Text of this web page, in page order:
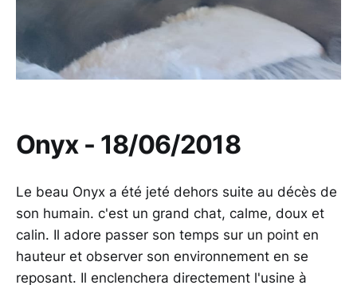
Onyx - 18/06/2018
Le beau Onyx a été jeté dehors suite au décès de
son humain. c'est un grand chat, calme, doux et
calin. Il adore passer son temps sur un point en
hauteur et observer son environnement en se
reposant. Il enclenchera directement l'usine à